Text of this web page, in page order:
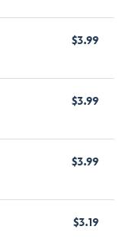
$3.99
$3.99
$3.99
$3.19